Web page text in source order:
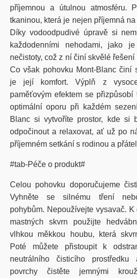
příjemnou a útulnou atmosféru.
tkaninou, která je nejen příjemná
Díky vodoodpudivé úpravě si
každodenními nehodami, jako
nečistoty, což z ní činí skvělé
Co však pohovku Mont-Blanc činí
je její komfort. Výplň z
paměťovým efektem se
optimální oporu při každém
Blanc si vytvoříte prostor, kde si
odpočinout a relaxovat, ať už po
příjemném setkání s rodinou a
#tab-Péče o produkt#
Celou pohovku doporučujeme
Vyhněte se silnému tření
pohybům. Nepoužívejte vysavač.
mastných skvrn použijte
vlhkou měkkou houbu, která
Poté můžete přistoupit k
neutrálního čisticího
povrchy čistěte jemnými